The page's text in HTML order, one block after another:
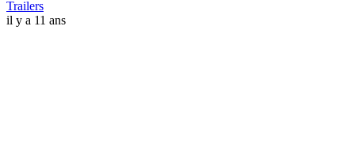
Trailers
il y a 11 ans